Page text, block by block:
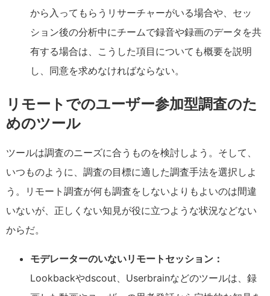
から入ってもらうリサーチャーがいる場合や、セッ
ション後の分析中にチームで録音や録画のデータを共
有する場合は、こうした項目についても概要を説明
し、同意を求めなければならない。
リモートでのユーザー参加型調査のた
めのツール
ツールは調査のニーズに合うものを検討しよう。そして、
いつものように、調査の目標に適した調査手法を選択しよ
う。リモート調査が何も調査をしないよりもよいのは間違
いないが、正しくない知見が役に立つような状況などない
からだ。
モデレーターのいないリモートセッション：
Lookbackやdscout、Userbrainなどのツールは、録